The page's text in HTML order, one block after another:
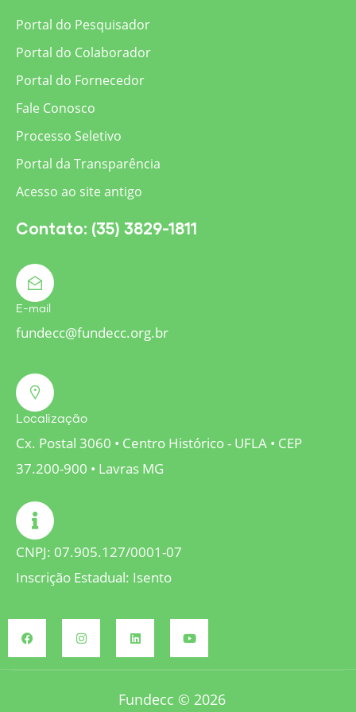
Portal do Pesquisador
Portal do Colaborador
Portal do Fornecedor
Fale Conosco
Processo Seletivo
Portal da Transparência
Acesso ao site antigo
Contato: (35) 3829-1811
E-mail
fundecc@fundecc.org.br
Localização
Cx. Postal 3060 • Centro Histórico - UFLA • CEP
37.200-900 • Lavras MG
CNPJ: 07.905.127/0001-07
Inscrição Estadual: Isento
Fundecc © 2026